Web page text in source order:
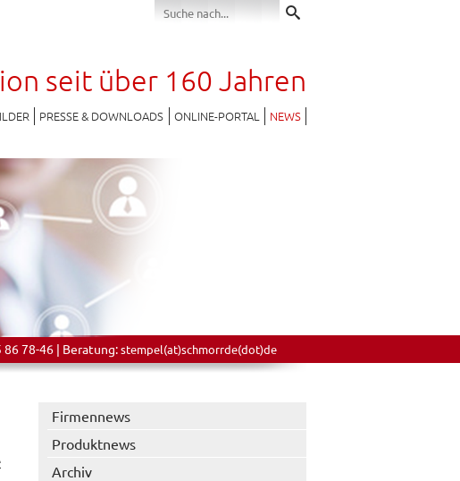
seit über 160 Jahren
PRESSE & DOWNLOADS ONLINE-PORTAL NEWS
86 78-46 | Beratung:stempel(at)schmorrde(dot)de
Firmennews
Produktnews
Archiv